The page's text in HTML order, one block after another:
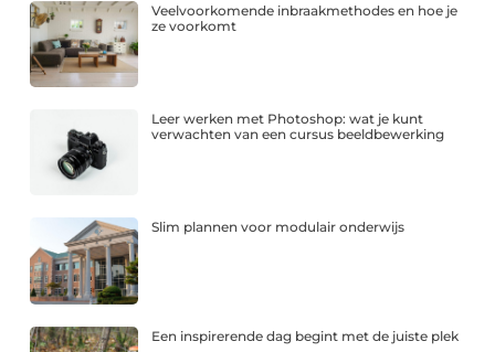
Veelvoorkomende inbraakmethodes en hoe je
ze voorkomt
Leer werken met Photoshop: wat je kunt
verwachten van een cursus beeldbewerking
Slim plannen voor modulair onderwijs
Een inspirerende dag begint met de juiste plek